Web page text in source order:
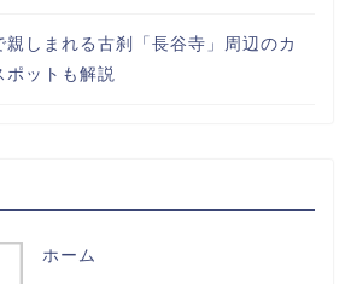
親しまれる古刹「長谷寺」周辺のカ
ポットも解説
ホーム